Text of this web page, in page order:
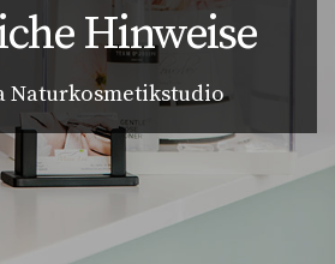
Hinweise
Naturkosmetikstudio